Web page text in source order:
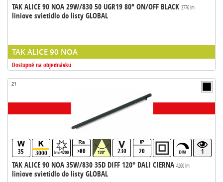
TAK ALICE 90 NOA 29W/830 50 UGR19 80° ON/OFF BLACK 3770 lm
liniove svietidlo do listy GLOBAL
TAK ALICE 90 NOA
Dostupné na objednávku
21
35 3000 lm>4200 >80 120° 230 20 1
TAK ALICE 90 NOA 35W/830 35D DIFF 120° DALI CIERNA 4200 lm
liniove svietidlo do listy GLOBAL